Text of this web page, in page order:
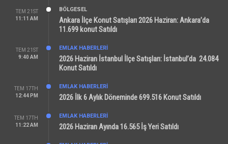
TEM 21ST
11:11 AM
BÖLGESEL
Ankara İlçe Konut Satışları 2026 Haziran: Ankara’da
11.699 konut Satıldı
TEM 21ST
9:40 AM
EMLAK HABERLERI
2026 Haziran İstanbul İlçe Satışları: İstanbul’da 24.084
Konut Satıldı
TEM 17TH
12:44 PM
EMLAK HABERLERI
2026 İlk 6 Aylık Döneminde 699.516 Konut Satıldı
TEM 17TH
11:22 AM
EMLAK HABERLERI
2026 Haziran Ayında 16.565 İş Yeri Satıldı